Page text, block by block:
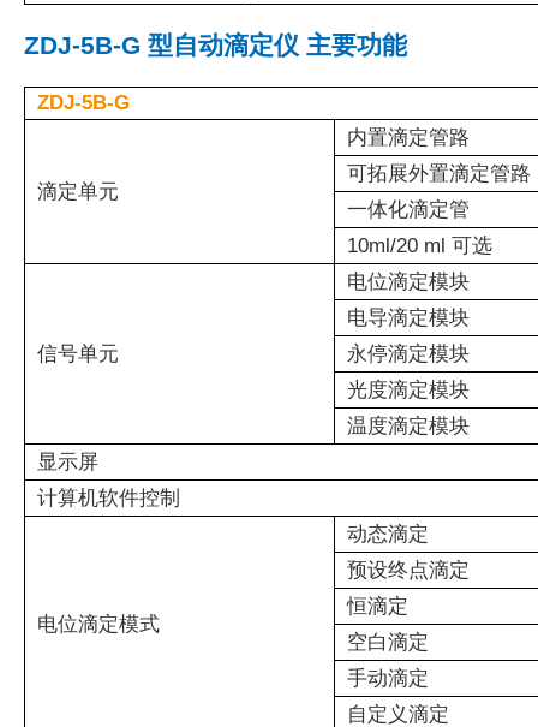
ZDJ-5B-G 型自动滴定仪 主要功能
ZDJ-5B-G
滴定单元
内置滴定管路
可拓展外置滴定管路
一体化滴定管
10ml/20 ml 可选
信号单元
电位滴定模块
电导滴定模块
永停滴定模块
光度滴定模块
温度滴定模块
显示屏
计算机软件控制
电位滴定模式
动态滴定
预设终点滴定
恒滴定
空白滴定
手动滴定
自定义滴定